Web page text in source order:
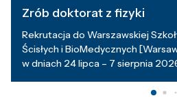
Zrób doktorat z fizyki
Rekrutacja do Warszawskiej
Ścisłych i BioMedycznych
w dniach 24 lipca – 7 sierpnia